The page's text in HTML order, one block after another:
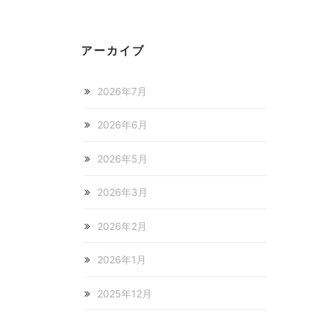
アーカイブ
2026年7月
2026年6月
2026年5月
2026年3月
2026年2月
2026年1月
2025年12月